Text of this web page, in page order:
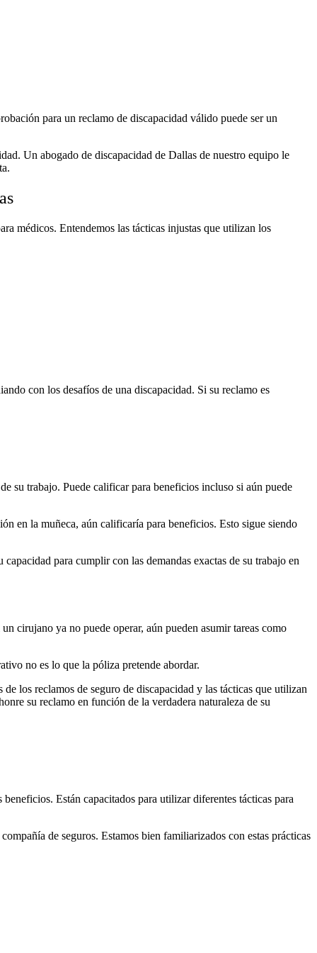
para un reclamo de discapacidad válido puede ser un
Un abogado de discapacidad de Dallas de nuestro equipo le
médicos. Entendemos las tácticas injustas que utilizan los
con los desafíos de una discapacidad. Si su reclamo es
su trabajo. Puede calificar para beneficios incluso si aún puede
en la muñeca, aún calificaría para beneficios. Esto sigue siendo
para cumplir con las demandas exactas de su trabajo en
cirujano ya no puede operar, aún pueden asumir tareas como
no es lo que la póliza pretende abordar.
los reclamos de seguro de discapacidad y las tácticas que utilizan
su reclamo en función de la verdadera naturaleza de su
Están capacitados para utilizar diferentes tácticas para
de seguros. Estamos bien familiarizados con estas prácticas